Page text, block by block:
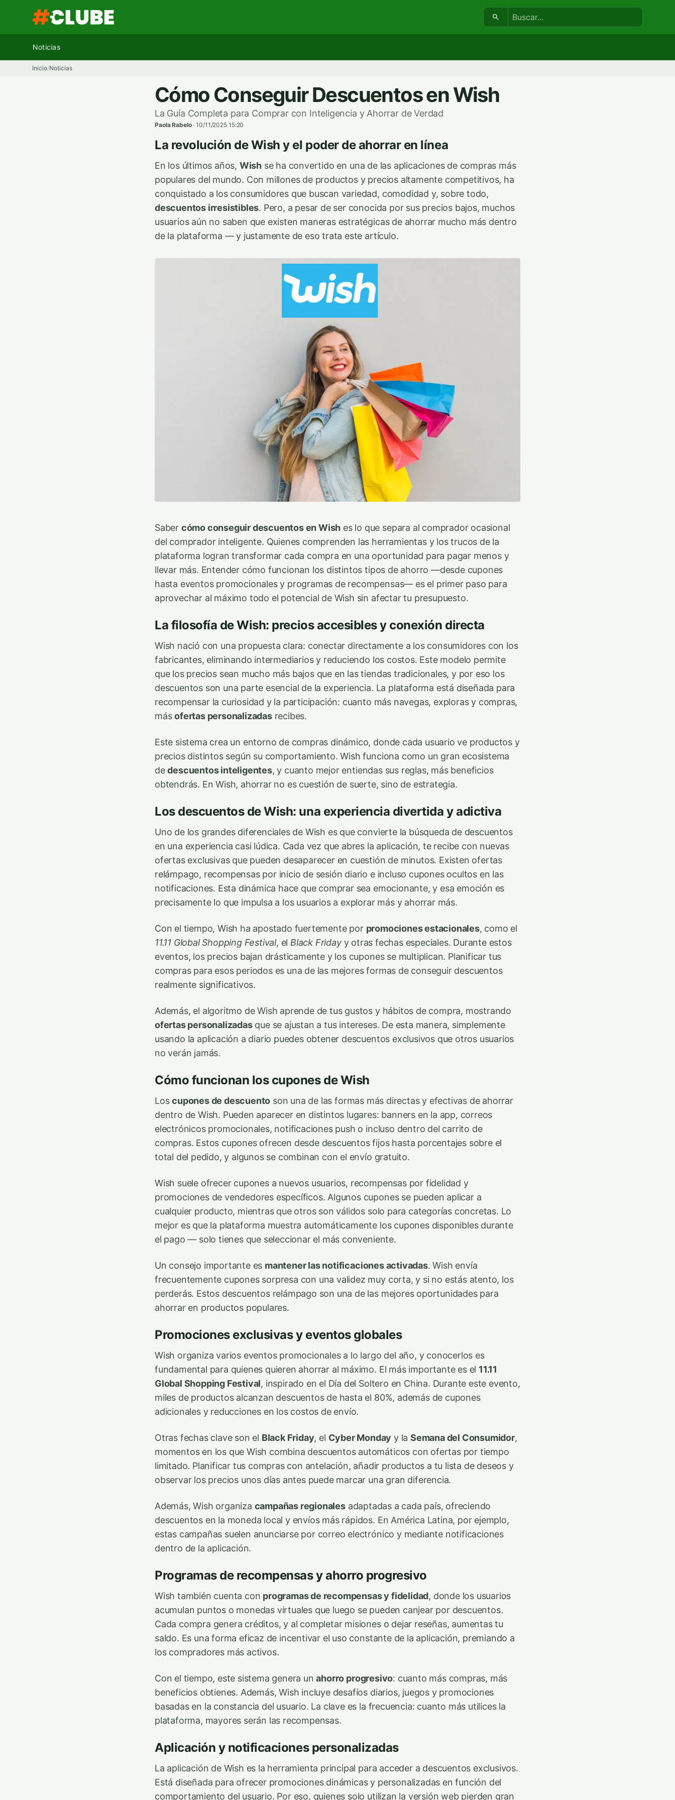
contenido
Buscar:
Noticias
Inicio/Noticias
Cómo Conseguir Descuentos en Wish
La Guía Completa para Comprar con Inteligencia y Ahorrar de Verdad
Paola Rabelo·10/11/2025 15:20
La revolución de Wish y el poder de ahorrar en línea
En los últimos años, Wish se ha convertido en una de las aplicaciones de compras más
populares del mundo. Con millones de productos y precios altamente competitivos, ha
conquistado a los consumidores que buscan variedad, comodidad y, sobre todo,
descuentos irresistibles. Pero, a pesar de ser conocida por sus precios bajos, muchos
usuarios aún no saben que existen maneras estratégicas de ahorrar mucho más dentro
de la plataforma — y justamente de eso trata este artículo.
Saber cómo conseguir descuentos en Wish es lo que separa al comprador ocasional
del comprador inteligente. Quienes comprenden las herramientas y los trucos de la
plataforma logran transformar cada compra en una oportunidad para pagar menos y
llevar más. Entender cómo funcionan los distintos tipos de ahorro —desde cupones
hasta eventos promocionales y programas de recompensas— es el primer paso para
aprovechar al máximo todo el potencial de Wish sin afectar tu presupuesto.
La filosofía de Wish: precios accesibles y conexión directa
Wish nació con una propuesta clara: conectar directamente a los consumidores con los
fabricantes, eliminando intermediarios y reduciendo los costos. Este modelo permite
que los precios sean mucho más bajos que en las tiendas tradicionales, y por eso los
descuentos son una parte esencial de la experiencia. La plataforma está diseñada para
recompensar la curiosidad y la participación: cuanto más navegas, exploras y compras,
másofertas personalizadasrecibes.
Este sistema crea un entorno de compras dinámico, donde cada usuario ve productos y
precios distintos según su comportamiento. Wish funciona como un gran ecosistema
dedescuentos inteligentes, y cuanto mejor entiendas sus reglas, más beneficios
obtendrás. En Wish, ahorrar no es cuestión de suerte, sino de estrategia.
Los descuentos de Wish: una experiencia divertida y adictiva
Uno de los grandes diferenciales de Wish es que convierte la búsqueda de descuentos
en una experiencia casi lúdica. Cada vez que abres la aplicación, te recibe con nuevas
ofertas exclusivas que pueden desaparecer en cuestión de minutos. Existen ofertas
relámpago, recompensas por inicio de sesión diario e incluso cupones ocultos en las
notificaciones. Esta dinámica hace que comprar sea emocionante, y esa emoción es
precisamente lo que impulsa a los usuarios a explorar más y ahorrar más.
Con el tiempo, Wish ha apostado fuertemente por promociones estacionales, como el
11.11 Global Shopping Festival, elBlack Fridayy otras fechas especiales. Durante estos
eventos, los precios bajan drásticamente y los cupones se multiplican. Planificar tus
compras para esos periodos es una de las mejores formas de conseguir descuentos
realmente significativos.
Además, el algoritmo de Wish aprende de tus gustos y hábitos de compra, mostrando
ofertas personalizadasque se ajustan a tus intereses. De esta manera, simplemente
usando la aplicación a diario puedes obtener descuentos exclusivos que otros usuarios
no verán jamás.
Cómo funcionan los cupones de Wish
Loscupones de descuento son una de las formas más directas y efectivas de ahorrar
dentro de Wish. Pueden aparecer en distintos lugares: banners en la app, correos
electrónicos promocionales, notificaciones push o incluso dentro del carrito de
compras. Estos cupones ofrecen desde descuentos fijos hasta porcentajes sobre el
total del pedido, y algunos se combinan con el envío gratuito.
Wish suele ofrecer cupones a nuevos usuarios, recompensas por fidelidad y
promociones de vendedores específicos. Algunos cupones se pueden aplicar a
cualquier producto, mientras que otros son válidos solo para categorías concretas. Lo
mejor es que la plataforma muestra automáticamente los cupones disponibles durante
el pago — solo tienes que seleccionar el más conveniente.
Un consejo importante es mantener las notificaciones activadas. Wish envía
frecuentemente cupones sorpresa con una validez muy corta, y si no estás atento, los
perderás. Estos descuentos relámpago son una de las mejores oportunidades para
ahorrar en productos populares.
Promociones exclusivas y eventos globales
Wish organiza varios eventos promocionales a lo largo del año, y conocerlos es
fundamental para quienes quieren ahorrar al máximo. El más importante es el 11.11
Global Shopping Festival, inspirado en el Día del Soltero en China. Durante este evento,
miles de productos alcanzan descuentos de hasta el 80%, además de cupones
adicionales y reducciones en los costos de envío.
Otras fechas clave son el Black Friday, el Cyber Monday y la Semana del Consumidor,
momentos en los que Wish combina descuentos automáticos con ofertas por tiempo
limitado. Planificar tus compras con antelación, añadir productos a tu lista de deseos y
observar los precios unos días antes puede marcar una gran diferencia.
Además, Wish organiza campañas regionalesadaptadas a cada país, ofreciendo
descuentos en la moneda local y envíos más rápidos. En América Latina, por ejemplo,
estas campañas suelen anunciarse por correo electrónico y mediante notificaciones
dentro de la aplicación.
Programas de recompensas y ahorro progresivo
Wish también cuenta con programas de recompensas y fidelidad, donde los usuarios
acumulan puntos o monedas virtuales que luego se pueden canjear por descuentos.
Cada compra genera créditos, y al completar misiones o dejar reseñas, aumentas tu
saldo. Es una forma eficaz de incentivar el uso constante de la aplicación, premiando a
los compradores más activos.
Con el tiempo, este sistema genera unahorro progresivo: cuanto más compras, más
beneficios obtienes. Además, Wish incluye desafíos diarios, juegos y promociones
basadas en la constancia del usuario. La clave es la frecuencia: cuanto más utilices la
plataforma, mayores serán las recompensas.
Aplicación y notificaciones personalizadas
La aplicación de Wish es la herramienta principal para acceder a descuentos exclusivos.
Está diseñada para ofrecer promociones dinámicas y personalizadas en función del
comportamiento del usuario. Por eso, quienes solo utilizan la versión web pierden gran